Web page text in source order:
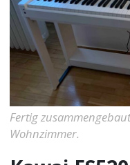
Fertig
Wohnzimmer.